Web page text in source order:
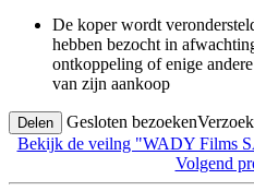
De koper wordt
hebben bezocht in
ontkoppeling of enige
van zijn aankoop
Delen Gesloten bezoeken
Bekijk de veilng "WADY Films
Volgend